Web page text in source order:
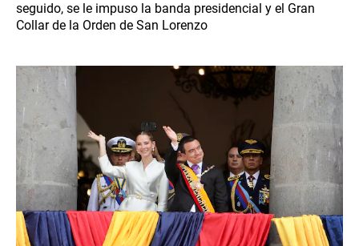
seguido, se le impuso la banda presidencial y el Gran
Collar de la Orden de San Lorenzo